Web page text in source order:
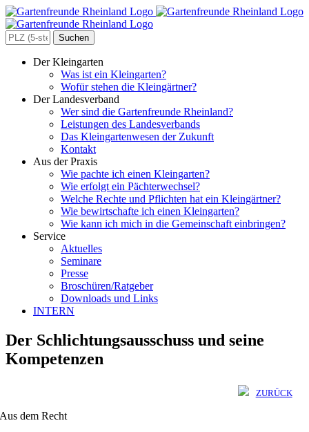
Zum
Inhalt
springen
Search
for:
Der Kleingarten
Was ist ein Kleingarten?
Wofür stehen die Kleingärtner?
Der Landesverband
Wer sind die Gartenfreunde Rheinland?
Leistungen des Landesverbands
Das Kleingartenwesen der Zukunft
Kontakt
Aus der Praxis
Wie pachte ich einen Kleingarten?
Wie erfolgt ein Pächterwechsel?
Welche Rechte und Pflichten hat ein Kleingärtner?
Wie bewirtschafte ich einen Kleingarten?
Wie kann ich mich in die Gemeinschaft einbringen?
Service
Aktuelles
Seminare
Presse
Broschüren/Ratgeber
Downloads und Links
INTERN
Der Schlichtungsausschuss und seine
Kompetenzen
ZURÜCK
Aus dem Recht